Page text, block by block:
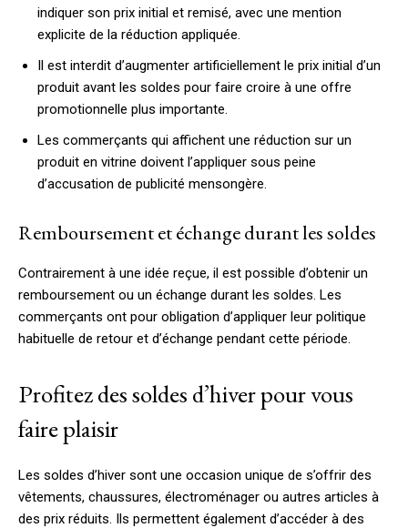
indiquer son prix initial et remisé, avec une mention
explicite de la réduction appliquée.
Il est interdit d’augmenter artificiellement le prix initial d’un
produit avant les soldes pour faire croire à une offre
promotionnelle plus importante.
Les commerçants qui affichent une réduction sur un
produit en vitrine doivent l’appliquer sous peine
d’accusation de publicité mensongère.
Remboursement et échange durant les soldes
Contrairement à une idée reçue, il est possible d’obtenir un
remboursement ou un échange durant les soldes. Les
commerçants ont pour obligation d’appliquer leur politique
habituelle de retour et d’échange pendant cette période.
Profitez des soldes d’hiver pour vous
faire plaisir
Les soldes d’hiver sont une occasion unique de s’offrir des
vêtements, chaussures, électroménager ou autres articles à
des prix réduits. Ils permettent également d’accéder à des